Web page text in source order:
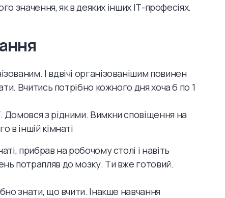
значення, як в деяких інших ІТ-професіях.
І вдвічі організованішим повинен
Вчитись потрібно кожного дня хоча б по 1
Домовся з рідними. Вимкни сповіщення на
в іншій кімнаті
прибрав на робочому столі і навіть
потрапляв до мозку. Ти вже готовий.
знати, що вчити. Інакше навчання